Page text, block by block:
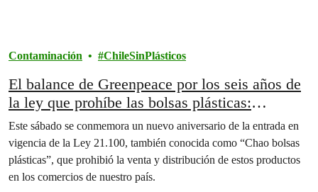
Contaminación ChileSinPlásticos
El balance de Greenpeace por los seis años de
la ley que prohíbe las bolsas plásticas:
“Aumentó la conciencia ambiental pero falta
fiscalización”
Este sábado se conmemora un nuevo aniversario de la entrada en
vigencia de la Ley 21.100, también conocida como “Chao bolsas
plásticas”, que prohibió la venta y distribución de estos productos
en los comercios de nuestro país.